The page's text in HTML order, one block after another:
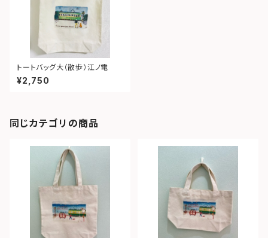
トートバッグ大（散歩）江ノ電
¥2,750
同じカテゴリの商品